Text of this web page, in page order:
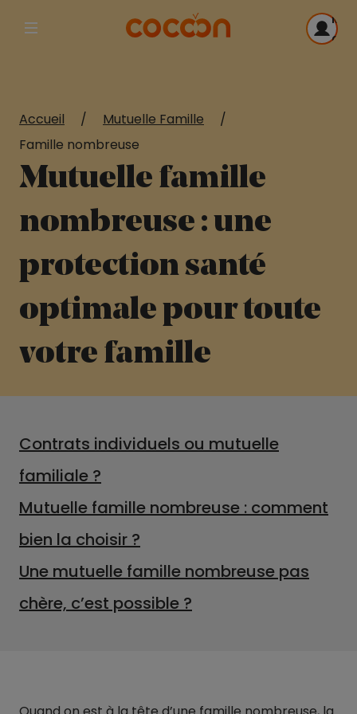
Afficher la navigation principale
Me
Accueil / Mutuelle Famille
/
Famille nombreuse
Mutuelle famille
nombreuse : une
protection santé
optimale pour toute
votre famille
Contrats individuels ou mutuelle
familiale ?
Mutuelle famille nombreuse : comment
bien la choisir ?
Une mutuelle famille nombreuse pas
chère, c’est possible ?